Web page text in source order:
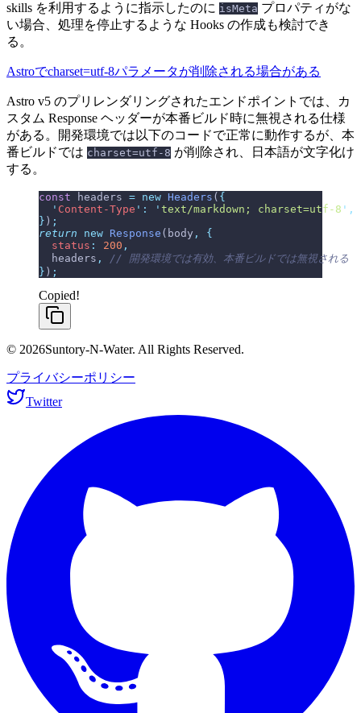
skills を利用するように指示したのに isMeta プロパティがな
い場合、処理を停止するような Hooks の作成も検討でき
る。
Astroでcharset=utf-8パラメータが削除される場合がある
Astro v5 のプリレンダリングされたエンドポイントでは、カ
スタム Response ヘッダーが本番ビルド時に無視される仕様
がある。開発環境では以下のコードで正常に動作するが、本
番ビルドでは charset=utf-8 が削除され、日本語が文字化け
する。
const headers = new Headers ( {
  '
Content-Type ' : ' text/markdown; charset=utf-8 ' ,
} ) ;
return new Response (body ,
{
  status
: 200 ,
  headers
,
// 開発環境では有効、本番ビルドでは無視される
} ) ;
Copied!
© 2026Suntory-N-Water. All Rights Reserved.
プライバシーポリシー
Twitter